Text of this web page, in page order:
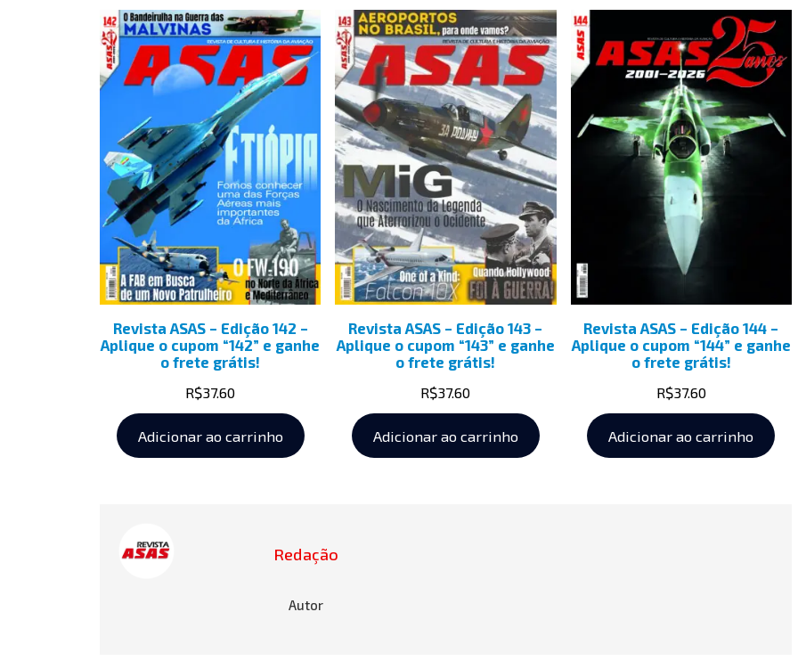
Revista ASAS – Edição 142 –
Aplique o cupom “142” e ganhe
o frete grátis!
R$37.60
Adicionar ao carrinho
Revista ASAS – Edição 143 –
Aplique o cupom “143” e ganhe
o frete grátis!
R$37.60
Adicionar ao carrinho
Revista ASAS – Edição 144 –
Aplique o cupom “144” e ganhe
o frete grátis!
R$37.60
Adicionar ao carrinho
Redação
Autor